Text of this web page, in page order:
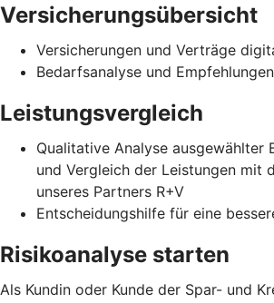
Versicherungsübersicht
Versicherungen und Verträge
Bedarfsanalyse und
Leistungsvergleich
Qualitative Analyse ausgewählter
und Vergleich der Leistungen mit
unseres Partners R+V
Entscheidungshilfe für eine
Risikoanalyse starten
Als Kundin oder Kunde der Spar- und